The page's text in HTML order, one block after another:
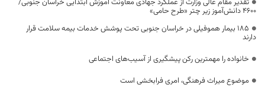
تقدیر مقام عالی وزارت از عملکرد جهادی معاونت آموزش ابتدایی خراسان جنوبی/
۴۶۰۰ دانش‌آموز زیر چتر «طرح حامی»
۱۸۵ بیمار هموفیلی در خراسان جنوبی تحت پوشش خدمات بیمه سلامت قرار
دارند
خانواده را مهمترین رکن پیشگیری از آسیب‌های اجتماعی
موضوع میراث فرهنگی، امری فرابخشی است